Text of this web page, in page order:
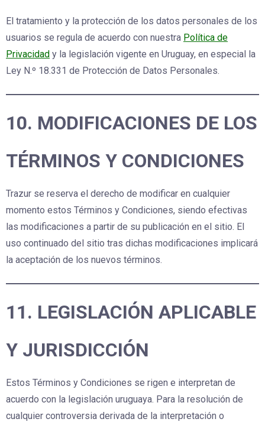
El tratamiento y la protección de los datos personales de los
usuarios se regula de acuerdo con nuestra Política de
Privacidad y la legislación vigente en Uruguay, en especial la
Ley N.º 18.331 de Protección de Datos Personales.
10. MODIFICACIONES DE LOS
TÉRMINOS Y CONDICIONES
Trazur se reserva el derecho de modificar en cualquier
momento estos Términos y Condiciones, siendo efectivas
las modificaciones a partir de su publicación en el sitio. El
uso continuado del sitio tras dichas modificaciones implicará
la aceptación de los nuevos términos.
11. LEGISLACIÓN APLICABLE
Y JURISDICCIÓN
Estos Términos y Condiciones se rigen e interpretan de
acuerdo con la legislación uruguaya. Para la resolución de
cualquier controversia derivada de la interpretación o